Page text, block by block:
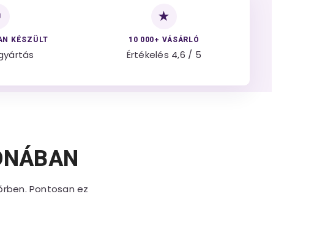
KÉSZÜLT
★
10 000+ VÁSÁRLÓ
Értékelés 4,6 / 5
Pontosan ez